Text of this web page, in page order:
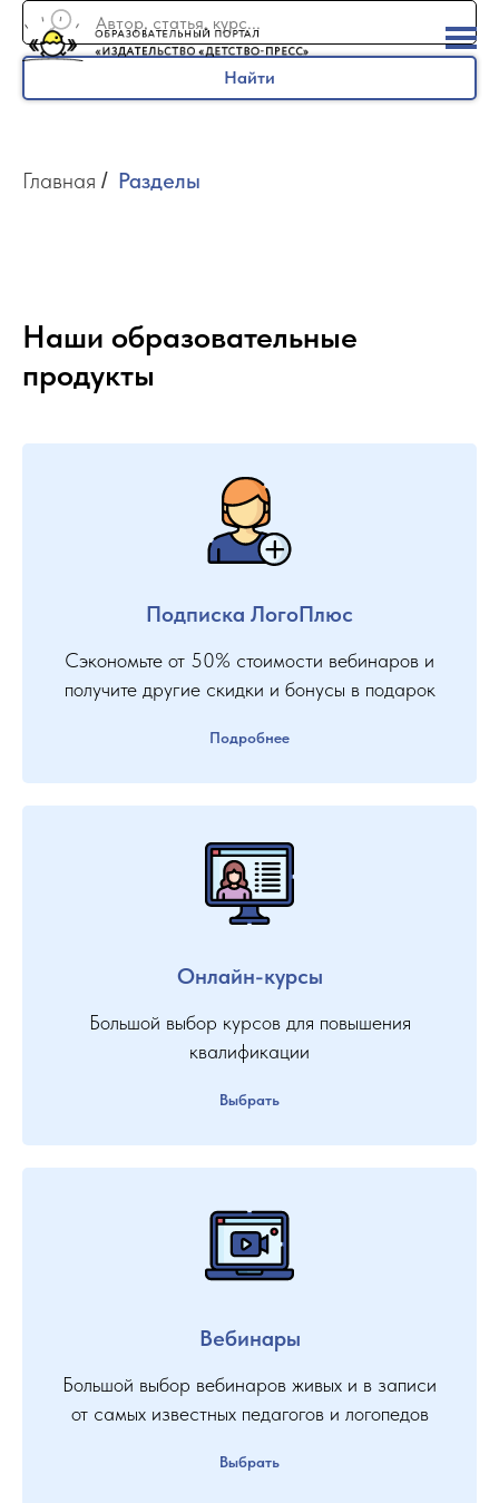
Найти
Главная / Разделы
Наши образовательные
продукты
Подписка ЛогоПлюс
Сэкономьте от 50% стоимости вебинаров и
получите другие скидки и бонусы в подарок
Подробнее
Онлайн-курсы
Большой выбор курсов для повышения
квалификации
Выбрать
Вебинары
Большой выбор вебинаров живых и в записи
от самых известных педагогов и логопедов
Выбрать